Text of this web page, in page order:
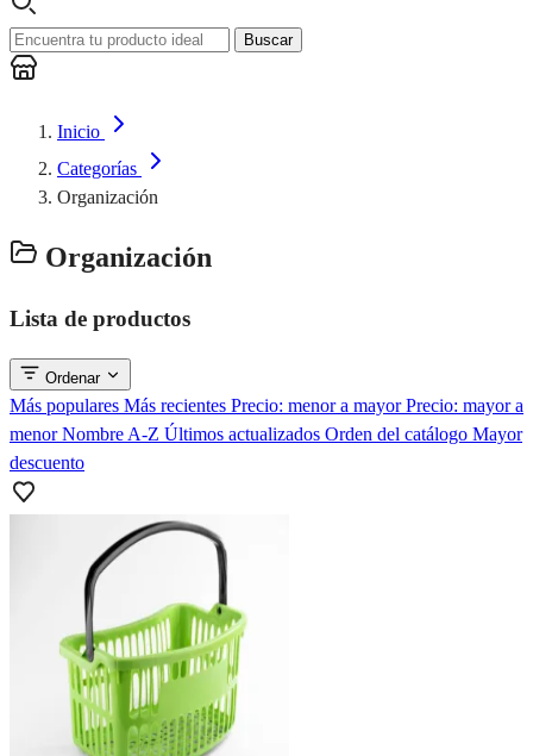
Buscar
Inicio
Categorías
Organización
Organización
Lista de productos
Ordenar
Más populares Más recientes Precio: menor a mayorPrecio: mayor a
menorNombre A-Z Últimos actualizados Orden del catálogo Mayor
descuento